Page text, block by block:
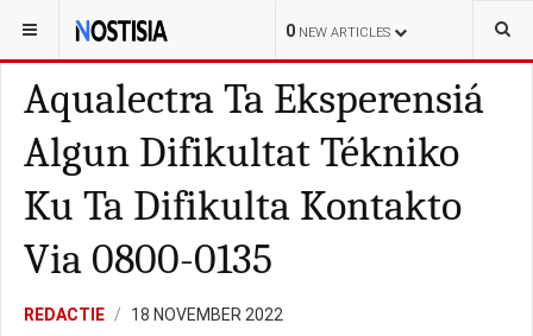
0 NEW ARTICLES
YOU ARE HERE: CURAÇAO KORTE-POLISIAL
Aqualectra Ta Eksperensiá
Algun Difikultat Tékniko
Ku Ta Difikulta Kontakto
Via 0800-0135
REDACTIE 18 NOVEMBER 2022